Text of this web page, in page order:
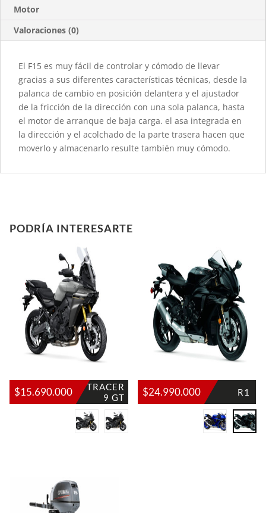
Motor
Valoraciones (0)
El F15 es muy fácil de controlar y cómodo de llevar
gracias a sus diferentes características técnicas, desde la
palanca de cambio en posición delantera y el ajustador
de la fricción de la dirección con una sola palanca, hasta
el motor de arranque de baja carga. el asa integrada en
la dirección y el acolchado de la parte trasera hacen que
moverlo y almacenarlo resulte también muy cómodo.
PODRÍA INTERESARTE
$15.690.000
TRACER
9 GT
$24.990.000 R1